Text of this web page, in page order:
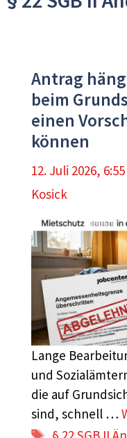
Antrag
beim
einen
können
12. Juli 2026,
Kosick
Lange
und
die auf
sind, schnell …
Schlagwörter